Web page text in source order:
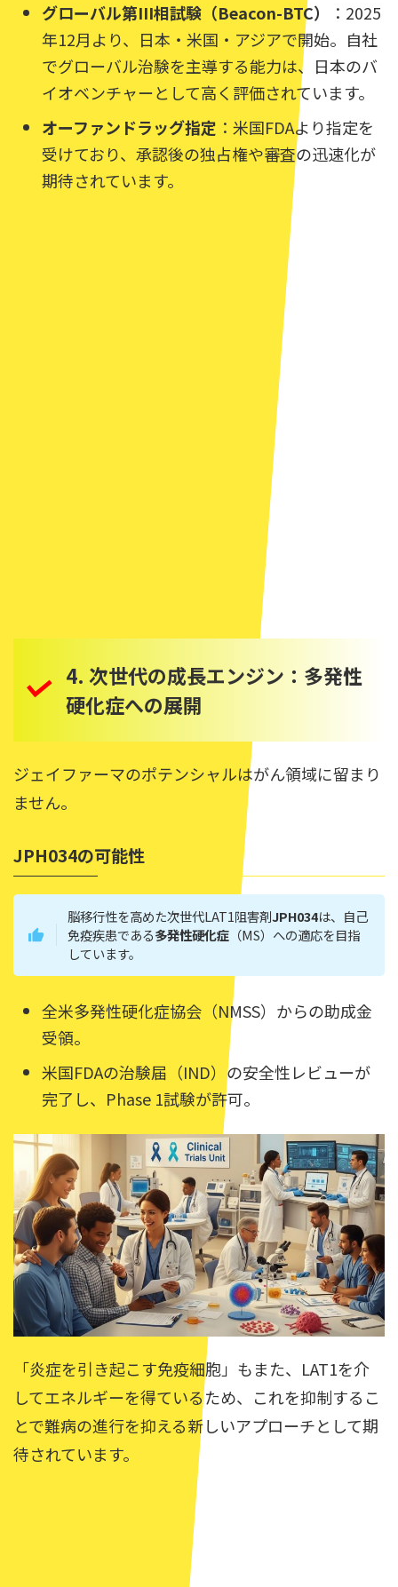
グローバル第III相試験（Beacon-BTC）
：2025
年12月より、日本・米国・アジアで開始。自社
でグローバル治験を主導する能力は、日本のバ
イオベンチャーとして高く評価されています。
オーファンドラッグ指定 ：米国FDAより指定を
受けており、承認後の独占権や審査の迅速化が
期待されています。
4. 次世代の成長エンジン：多発性
硬化症への展開
ジェイファーマのポテンシャルはがん領域に留まり
ません。
JPH034の可能性
脳移行性を高めた次世代LAT1阻害剤JPH034は、自己
免疫疾患である多発性硬化症 （MS）への適応を目指
しています。
全米多発性硬化症協会（NMSS）からの助成金
受領。
米国FDAの治験届（IND）の安全性レビューが
完了し、Phase 1試験が許可。
「炎症を引き起こす免疫細胞」もまた、LAT1を介
してエネルギーを得ているため、これを抑制するこ
とで難病の進行を抑える新しいアプローチとして期
待されています。